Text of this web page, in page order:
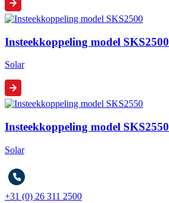
Insteekkoppeling model SKS2500
Solar
Insteekkoppeling model SKS2550
Solar
+31 (0) 26 311 2500